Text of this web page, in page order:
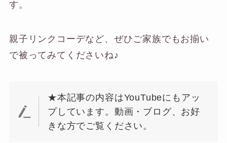
す。
親子リンクコーデなど、ぜひご家族でもお揃い
で被ってみてくださいね♪
★本記事の内容はYouTubeにもアッ
プしています。動画・ブログ、お好
きな方でご覧ください。